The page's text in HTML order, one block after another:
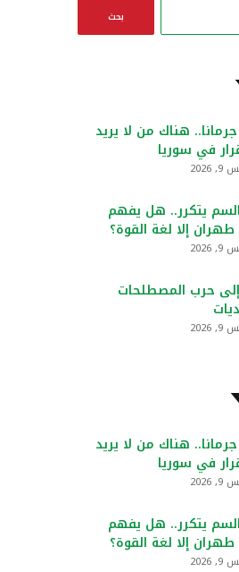
ا
:
هناك من لا يريد
في سوريا
يتكرر.. هل يفهم
إلا لغة القوة؟
حرب المصطلحات
هناك من لا يريد
في سوريا
يتكرر.. هل يفهم
إلا لغة القوة؟